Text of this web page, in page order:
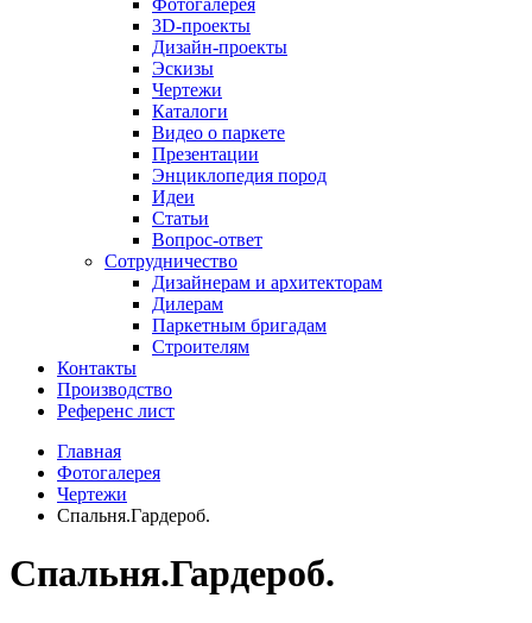
Фотогалерея
3D-проекты
Дизайн-проекты
Эскизы
Чертежи
Каталоги
Видео о паркете
Презентации
Энциклопедия пород
Идеи
Статьи
Вопрос-ответ
Сотрудничество
Дизайнерам и архитекторам
Дилерам
Паркетным бригадам
Строителям
Контакты
Производство
Референс лист
Главная
Фотогалерея
Чертежи
Спальня.Гардероб.
Спальня.Гардероб.